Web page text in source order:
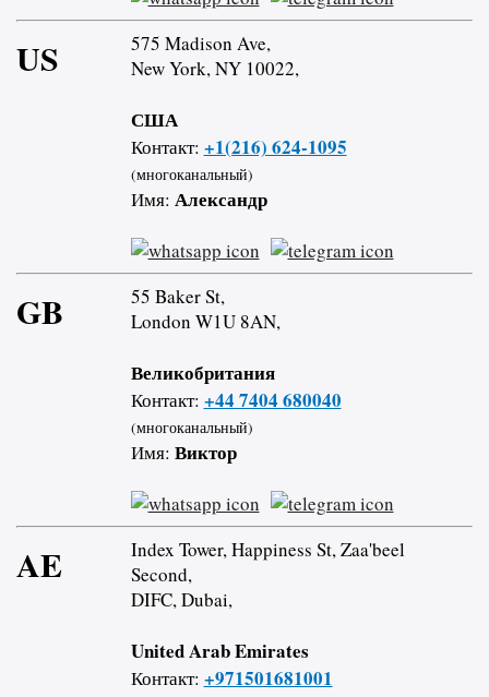
US
575 Madison Ave,
New York, NY 10022,
США
Контакт: +1(216) 624-1095
(многоканальный)
Имя: Александр
GB
55 Baker St,
London W1U 8AN,
Великобритания
Контакт: +44 7404 680040
(многоканальный)
Имя: Виктор
AE
Index Tower, Happiness St, Zaa'beel
Second,
DIFC, Dubai,
United Arab Emirates
Контакт: +971501681001